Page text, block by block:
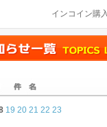
インコイン購
19 20 21 22 23